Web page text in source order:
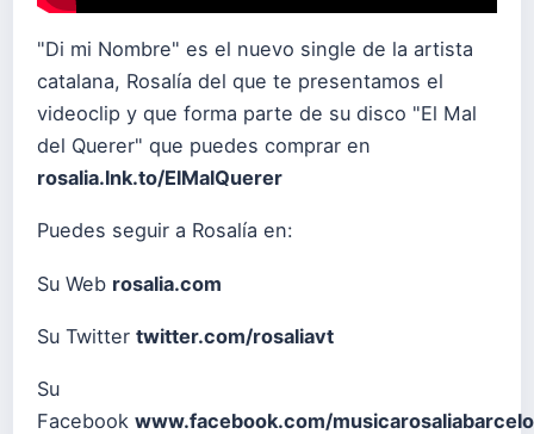
"Di mi Nombre" es el nuevo single de la artista
catalana, Rosalía del que te presentamos el
videoclip y que forma parte de su disco "El Mal
del Querer" que puedes comprar en
rosalia.lnk.to/ElMalQuerer
Puedes seguir a Rosalía en:
Su Web rosalia.com
Su Twitter twitter.com/rosaliavt
Su
Facebook www.facebook.com/